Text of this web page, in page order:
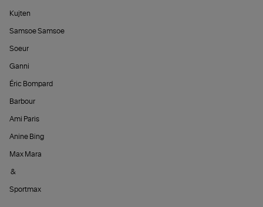
Kujten
Samsoe Samsoe
Soeur
Ganni
Éric Bompard
Barbour
Ami Paris
Anine Bing
Max Mara
&
Sportmax